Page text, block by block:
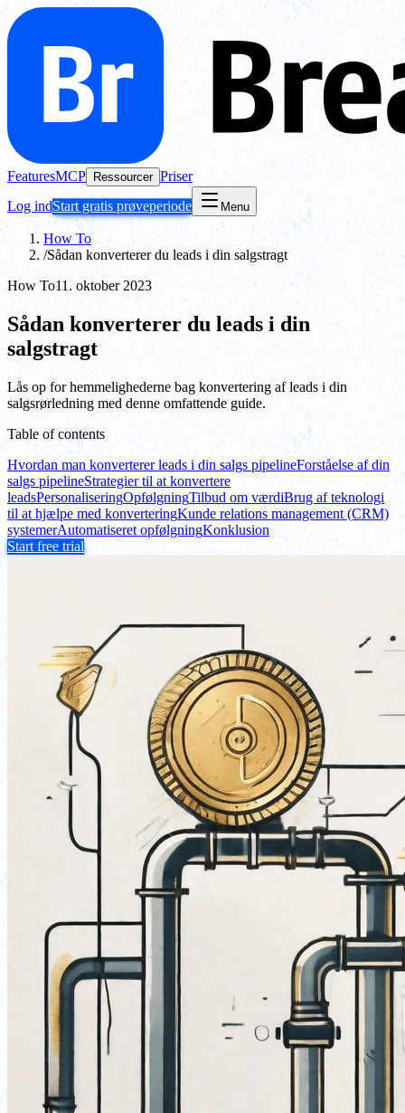
FeaturesMCP Ressourcer Priser
Log indStart gratis prøveperiode Menu
How To
/Sådan konverterer du leads i din salgstragt
How To11. oktober 2023
Sådan konverterer du leads i din
salgstragt
Lås op for hemmelighederne bag konvertering af leads i din
salgsrørledning med denne omfattende guide.
Table of contents
Hvordan man konverterer leads i din salgs pipelineForståelse af din
salgs pipelineStrategier til at konvertere
leadsPersonaliseringOpfølgningTilbud om værdiBrug af teknologi
til at hjælpe med konverteringKunde relations management (CRM)
systemerAutomatiseret opfølgningKonklusion
Start free trial